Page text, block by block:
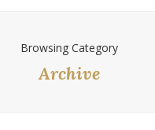
Browsing Category
Archive